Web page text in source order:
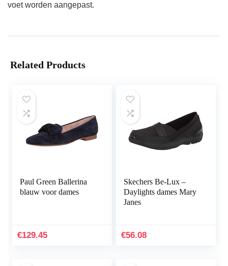
voet worden aangepast.
Related Products
Paul Green Ballerina
blauw voor dames
€129.45
Skechers Be-Lux –
Daylights dames Mary
Janes
€56.08